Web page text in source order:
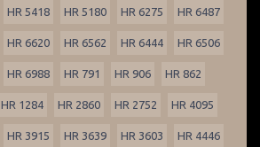
HR 5418 HR 5180 HR 6275 HR 6487
HR 6620 HR 6562 HR 6444 HR 6506
HR 6988 HR 791 HR 906 HR 862
HR 1284 HR 2860 HR 2752 HR 4095
HR 3915 HR 3639 HR 3603 HR 4446